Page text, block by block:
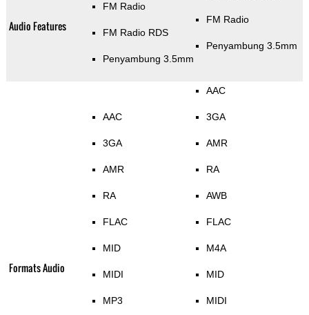
Audio Features
FM Radio
FM Radio RDS
Penyambung 3.5mm
FM Radio
Penyambung 3.5mm
Formats Audio
AAC
3GA
AMR
RA
FLAC
MID
MIDI
MP3
AAC
3GA
AMR
RA
AWB
FLAC
M4A
MID
MIDI